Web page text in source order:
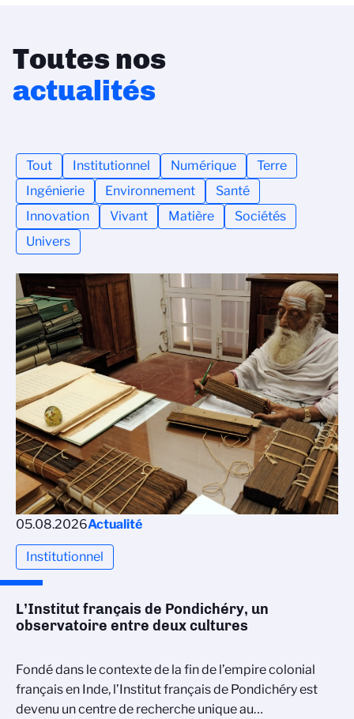
Toutes nos
actualités
Tout Institutionnel Numérique
Terre
Ingénierie
Environnement
Santé
Innovation
Vivant Matière
Sociétés
Univers
05.08.2026Actualité
Institutionnel
L’Institut français de Pondichéry, un
observatoire entre deux cultures
Fondé dans le contexte de la fin de l’empire colonial
français en Inde, l’Institut français de Pondichéry est
devenu un centre de recherche unique au…